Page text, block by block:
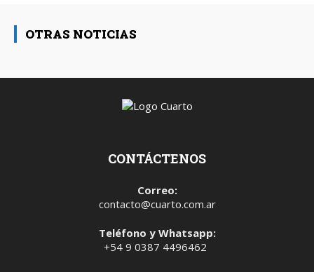
OTRAS NOTICIAS
CONTÁCTENOS
Correo:
contacto@cuarto.com.ar
Teléfono y Whatsapp:
+54 9 0387 4496462